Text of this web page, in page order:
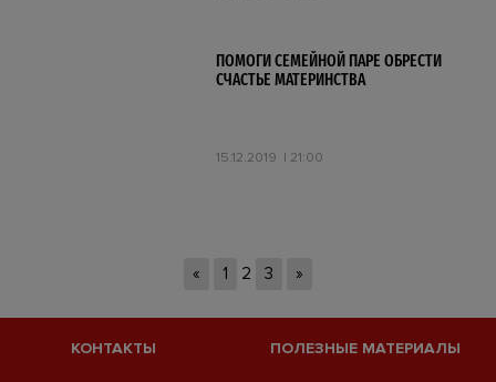
ПОМОГИ СЕМЕЙНОЙ ПАРЕ ОБРЕСТИ
СЧАСТЬЕ МАТЕРИНСТВА
15.12.2019 21:00
« 1 2 3 »
КОНТАКТЫ ПОЛЕЗНЫЕ МАТЕРИАЛЫ